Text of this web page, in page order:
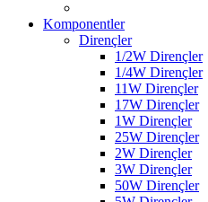
Komponentler
Dirençler
1/2W Dirençler
1/4W Dirençler
11W Dirençler
17W Dirençler
1W Dirençler
25W Dirençler
2W Dirençler
3W Dirençler
50W Dirençler